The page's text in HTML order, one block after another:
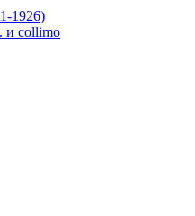
1926)
collimo